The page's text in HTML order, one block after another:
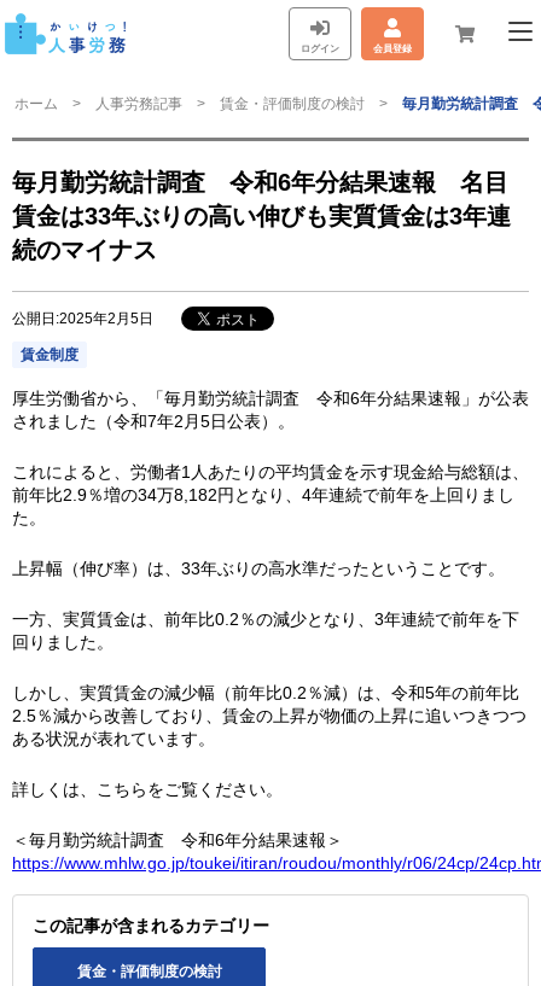
ログイン 会員登録
ホーム 人事労務記事 賃金・評価制度の検討 毎月勤労統計調査
毎月勤労統計調査 令和6年分結果速報 名目
賃金は33年ぶりの高い伸びも実質賃金は3年連
続のマイナス
公開日:2025年2月5日
賃金制度
厚生労働省から、「毎月勤労統計調査 令和6年分結果速報」が公表
されました（令和7年2月5日公表）。
これによると、労働者1人あたりの平均賃金を示す現金給与総額は、
前年比2.9％増の34万8,182円となり、4年連続で前年を上回りまし
た。
上昇幅（伸び率）は、33年ぶりの高水準だったということです。
一方、実質賃金は、前年比0.2％の減少となり、3年連続で前年を下
回りました。
しかし、実質賃金の減少幅（前年比0.2％減）は、令和5年の前年比
2.5％減から改善しており、賃金の上昇が物価の上昇に追いつきつつ
ある状況が表れています。
詳しくは、こちらをご覧ください。
＜毎月勤労統計調査 令和6年分結果速報＞
https://www.mhlw.go.jp/toukei/itiran/roudou/monthly/r06/24cp/
この記事が含まれるカテゴリー
賃金・評価制度の検討